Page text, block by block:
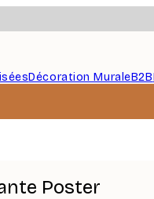
Décoration MuraleB2B
Poster